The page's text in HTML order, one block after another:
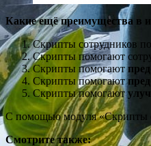
Какие ещё преимущества в
Скрипты сотрудников
Скрипты помогают
Скрипты помогают
Скрипты помогают
Скрипты помогают
С помощью модуля «Скрипты
Смотрите также: